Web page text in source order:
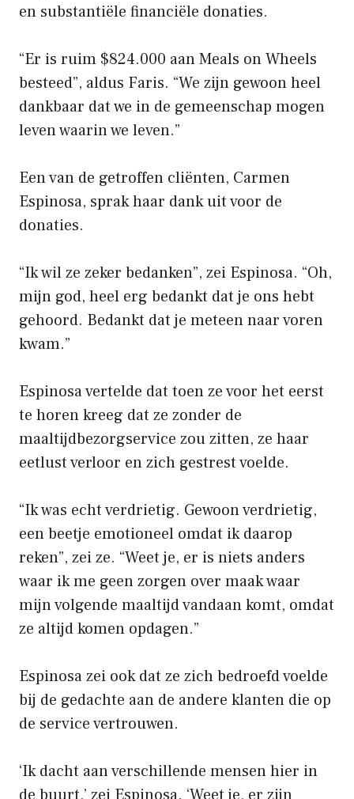
en substantiële financiële donaties.
“Er is ruim $824.000 aan Meals on Wheels
besteed”, aldus Faris. “We zijn gewoon heel
dankbaar dat we in de gemeenschap mogen
leven waarin we leven.”
Een van de getroffen cliënten, Carmen
Espinosa, sprak haar dank uit voor de
donaties.
“Ik wil ze zeker bedanken”, zei Espinosa. “Oh,
mijn god, heel erg bedankt dat je ons hebt
gehoord. Bedankt dat je meteen naar voren
kwam.”
Espinosa vertelde dat toen ze voor het eerst
te horen kreeg dat ze zonder de
maaltijdbezorgservice zou zitten, ze haar
eetlust verloor en zich gestrest voelde.
“Ik was echt verdrietig. Gewoon verdrietig,
een beetje emotioneel omdat ik daarop
reken”, zei ze. “Weet je, er is niets anders
waar ik me geen zorgen over maak waar
mijn volgende maaltijd vandaan komt, omdat
ze altijd komen opdagen.”
Espinosa zei ook dat ze zich bedroefd voelde
bij de gedachte aan de andere klanten die op
de service vertrouwen.
‘Ik dacht aan verschillende mensen hier in